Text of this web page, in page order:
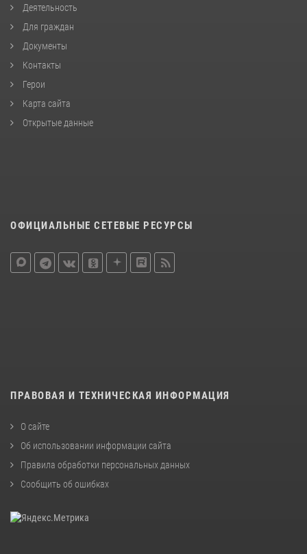
Деятельность
Для граждан
Документы
Контакты
Герои
Карта сайта
Открытые данные
ОФИЦИАЛЬНЫЕ СЕТЕВЫЕ РЕСУРСЫ
ПРАВОВАЯ И ТЕХНИЧЕСКАЯ ИНФОРМАЦИЯ
О сайте
Об использовании информации сайта
Правила обработки персональных данных
Сообщить об ошибках